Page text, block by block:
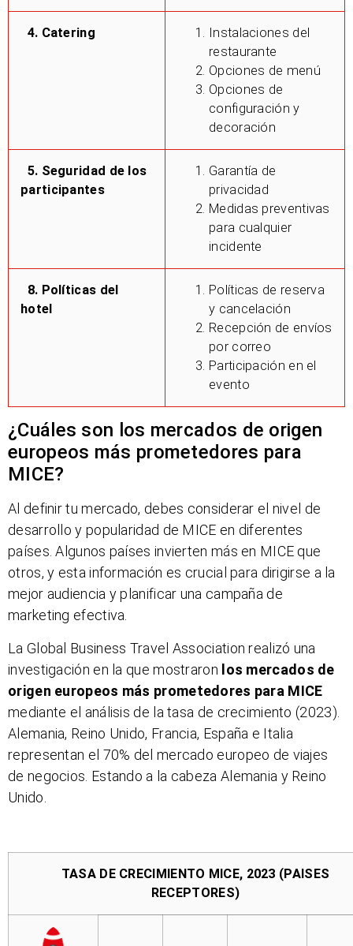
4. Catering
Instalaciones del
restaurante
Opciones de menú
Opciones de
configuración y
decoración
5. Seguridad de los
participantes
Garantía de
privacidad
Medidas preventivas
para cualquier
incidente
8. Políticas del
hotel
Políticas de reserva
y cancelación
Recepción de envíos
por correo
Participación en el
evento
¿Cuáles son los mercados de origen
europeos más prometedores para
MICE?
Al definir tu mercado, debes considerar el nivel de
desarrollo y popularidad de MICE en diferentes
países. Algunos países invierten más en MICE que
otros, y esta información es crucial para dirigirse a la
mejor audiencia y planificar una campaña de
marketing efectiva.
La Global Business Travel Association realizó una
investigación en la que mostraron los mercados de
origen europeos más prometedores para MICE
mediante el análisis de la tasa de crecimiento (2023).
Alemania, Reino Unido, Francia, España e Italia
representan el 70% del mercado europeo de viajes
de negocios. Estando a la cabeza Alemania y Reino
Unido.
TASA DE CRECIMIENTO MICE, 2023 (PAISES
RECEPTORES)